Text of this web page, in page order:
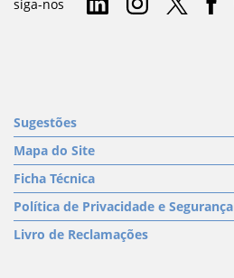
siga-nos
Sugestões
Mapa do Site
Ficha Técnica
Política de Privacidade e Segurança
Livro de Reclamações